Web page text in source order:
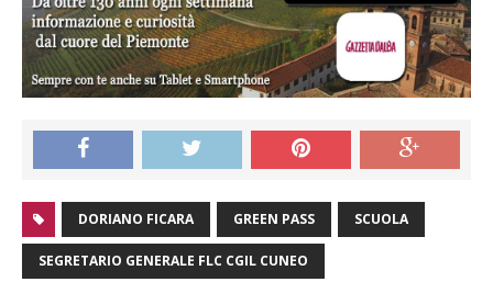
DORIANO FICARA GREEN PASS SCUOLA
SEGRETARIO GENERALE FLC CGIL CUNEO